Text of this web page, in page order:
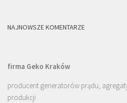
NAJNOWSZE KOMENTARZE
firma Geko Kraków
producent generatorów prądu,
produkcji